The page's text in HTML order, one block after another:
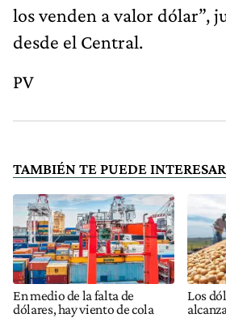
los venden a valor dólar”,
desde el Central.
PV
TAMBIÉN TE PUEDE INTERESAR
En medio de la falta de
dólares, hay viento de cola
Los